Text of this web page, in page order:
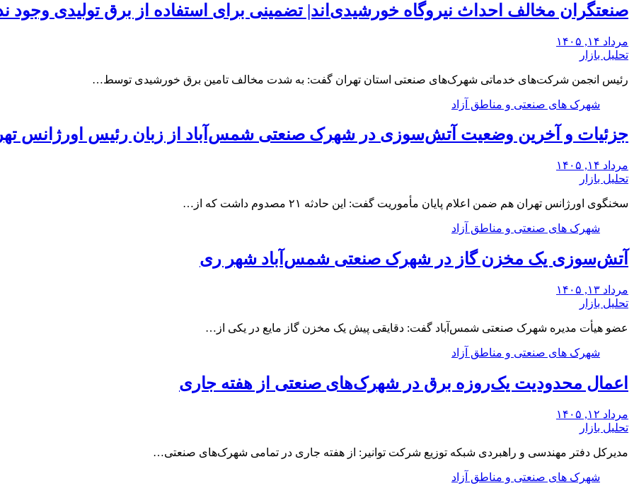
صنعتگران مخالف احداث نیروگاه خورشیدی‌اند| تضمینی برای استفاده از برق تولیدی وجود
مرداد ۱۴, ۱۴۰۵
تحلیل بازار
رئیس انجمن شرکت‌های خدماتی شهرک‌های صنعتی استان تهران گفت: به شدت مخالف تامین برق خورشیدی توسط…
شهرک های صنعتی و مناطق آزاد
جزئیات و آخرین وضعیت آتش‌سوزی در شهرک صنعتی شمس‌آباد از زبان رئیس اورژانس
مرداد ۱۴, ۱۴۰۵
تحلیل بازار
سخنگوی اورژانس تهران هم ضمن اعلام پایان مأموریت گفت: این حادثه ۲۱ مصدوم داشت که از…
شهرک های صنعتی و مناطق آزاد
آتش‌سوزی یک مخزن گاز در شهرک صنعتی شمس‌آباد شهر ری
مرداد ۱۳, ۱۴۰۵
تحلیل بازار
عضو هیأت مدیره شهرک صنعتی شمس‌آباد گفت: دقایقی پیش یک مخزن گاز مایع در یکی از…
شهرک های صنعتی و مناطق آزاد
اعمال محدودیت یک‌روزه برق در شهرک‌های صنعتی از هفته جاری
مرداد ۱۲, ۱۴۰۵
تحلیل بازار
مدیرکل دفتر مهندسی و راهبردی شبکه توزیع شرکت توانیر: از هفته جاری در تمامی شهرک‌های صنعتی…
شهرک های صنعتی و مناطق آزاد